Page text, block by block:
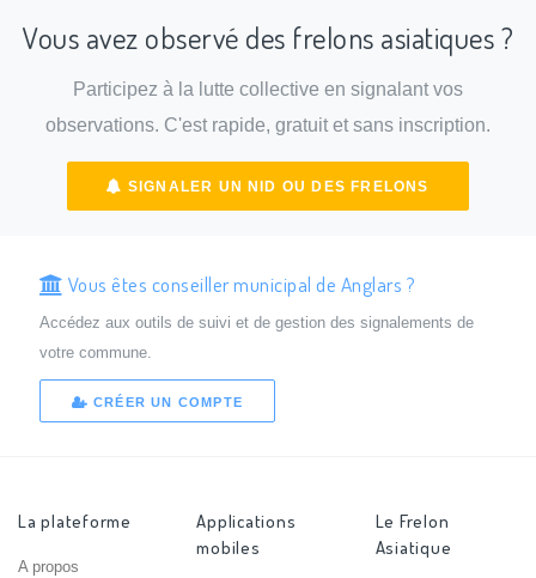
Vous avez observé des frelons asiatiques ?
Participez à la lutte collective en signalant vos
observations. C'est rapide, gratuit et sans inscription.
SIGNALER UN NID OU DES FRELONS
Vous êtes conseiller municipal de Anglars ?
Accédez aux outils de suivi et de gestion des signalements de
votre commune.
CRÉER UN COMPTE
La plateforme
A propos
Applications
mobiles
Le Frelon
Asiatique